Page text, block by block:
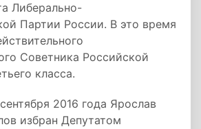
Либерально-
Партии России. В это время
Советника Российской
класса.
2016 года Ярослав
избран Депутатом